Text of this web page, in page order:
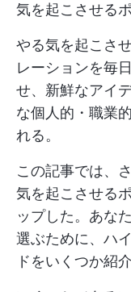
気を起こさせる
やる気を起こさ
レーションを毎
せ、新鮮なアイ
な個人的・職業
れる。
この記事では、
気を起こさせる
ップした。あな
選ぶために、ハ
ドをいくつか紹